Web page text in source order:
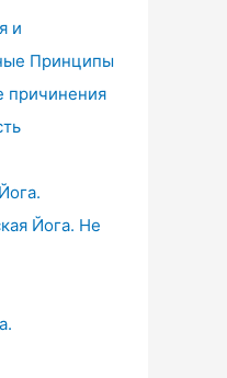
и
Принципы
причинения
Йога. Не